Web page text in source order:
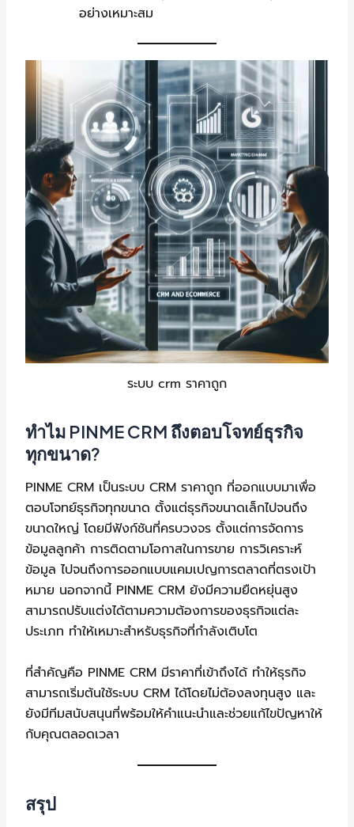
อย่างเหมาะสม
ระบบ crm ราคาถูก
ทำไม PINME CRM ถึงตอบโจทย์ธุรกิจ
ทุกขนาด?
PINME CRM เป็นระบบ CRM ราคาถูก ที่ออกแบบมาเพื่อ
ตอบโจทย์ธุรกิจทุกขนาด ตั้งแต่ธุรกิจขนาดเล็กไปจนถึง
ขนาดใหญ่ โดยมีฟังก์ชันที่ครบวงจร ตั้งแต่การจัดการ
ข้อมูลลูกค้า การติดตามโอกาสในการขาย การวิเคราะห์
ข้อมูล ไปจนถึงการออกแบบแคมเปญการตลาดที่ตรงเป้า
หมาย นอกจากนี้ PINME CRM ยังมีความยืดหยุ่นสูง
สามารถปรับแต่งได้ตามความต้องการของธุรกิจแต่ละ
ประเภท ทำให้เหมาะสำหรับธุรกิจที่กำลังเติบโต
ที่สำคัญคือ PINME CRM มีราคาที่เข้าถึงได้ ทำให้ธุรกิจ
สามารถเริ่มต้นใช้ระบบ CRM ได้โดยไม่ต้องลงทุนสูง และ
ยังมีทีมสนับสนุนที่พร้อมให้คำแนะนำและช่วยแก้ไขปัญหาให้
กับคุณตลอดเวลา
สรุป